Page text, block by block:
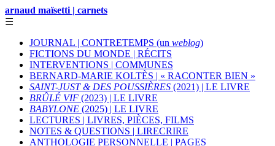
arnaud maïsetti | carnets
☰
JOURNAL | CONTRETEMPS (un weblog)
FICTIONS DU MONDE | RÉCITS
INTERVENTIONS | COMMUNES
BERNARD-MARIE KOLTÈS | « RACONTER BIEN »
SAINT-JUST & DES POUSSIÈRES (2021) | LE LIVRE
BRÛLÉ VIF (2023) | LE LIVRE
BABYLONE (2025) | LE LIVRE
LECTURES | LIVRES, PIÈCES, FILMS
NOTES & QUESTIONS | LIRECRIRE
ANTHOLOGIE PERSONNELLE | PAGES